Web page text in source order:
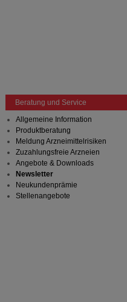
Beratung und Service
Allgemeine Information
Produktberatung
Meldung Arzneimittelrisiken
Zuzahlungsfreie Arzneien
Angebote & Downloads
Newsletter
Neukundenprämie
Stellenangebote